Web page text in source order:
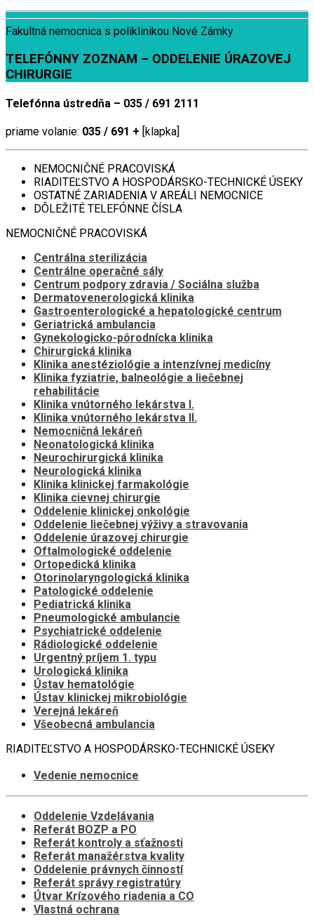
Fakultná nemocnica s poliklinikou Nové Zámky
TELEFÓNNY ZOZNAM – ODDELENIE ÚRAZOVEJ
CHIRURGIE
Telefónna ústredňa – 035 / 691 2111
priame volanie: 035 / 691 + [klapka]
NEMOCNIČNÉ PRACOVISKÁ
RIADITEĽSTVO A HOSPODÁRSKO-TECHNICKÉ ÚSEKY
OSTATNÉ ZARIADENIA V AREÁLI NEMOCNICE
DÔLEŽITÉ TELEFÓNNE ČÍSLA
NEMOCNIČNÉ PRACOVISKÁ
Centrálna sterilizácia
Centrálne operačné sály
Centrum podpory zdravia / Sociálna služba
Dermatovenerologická klinika
Gastroenterologické a hepatologické centrum
Geriatrická ambulancia
Gynekologicko-pôrodnícka klinika
Chirurgická klinika
Klinika anestéziológie a intenzívnej medicíny
Klinika fyziatrie, balneológie a liečebnej
rehabilitácie
Klinika vnútorného lekárstva I.
Klinika vnútorného lekárstva II.
Nemocničná lekáreň
Neonatologická klinika
Neurochirurgická klinika
Neurologická klinika
Klinika klinickej farmakológie
Klinika cievnej chirurgie
Oddelenie klinickej onkológie
Oddelenie liečebnej výživy a stravovania
Oddelenie úrazovej chirurgie
Oftalmologické oddelenie
Ortopedická klinika
Otorinolaryngologická klinika
Patologické oddelenie
Pediatrická klinika
Pneumologické ambulancie
Psychiatrické oddelenie
Rádiologické oddelenie
Urgentný príjem 1. typu
Urologická klinika
Ústav hematológie
Ústav klinickej mikrobiológie
Verejná lekáreň
Všeobecná ambulancia
RIADITEĽSTVO A HOSPODÁRSKO-TECHNICKÉ ÚSEKY
Vedenie nemocnice
Oddelenie Vzdelávania
Referát BOZP a PO
Referát kontroly a sťažnosti
Referát manažérstva kvality
Oddelenie právnych činností
Referát správy registratúry
Útvar Krízového riadenia a CO
Vlastná ochrana